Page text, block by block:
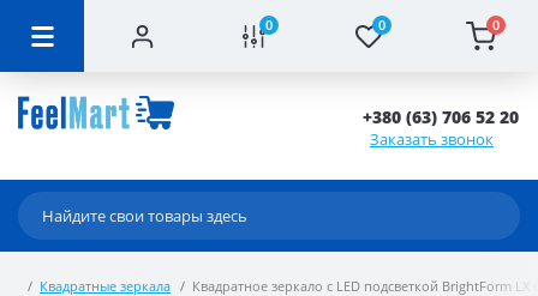
0 0 0
+380 (63) 706 52 20
Заказать звонок
Квадратные зеркала Квадратное зеркало с LED подсветкой BrightForm LX